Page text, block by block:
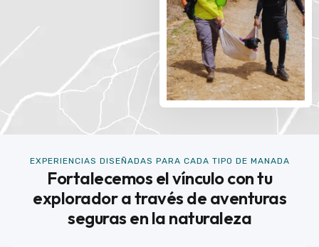
EXPERIENCIAS DISEÑADAS PARA CADA TIPO DE MANADA
Fortalecemos el vínculo con tu
explorador a través de aventuras
seguras en la naturaleza